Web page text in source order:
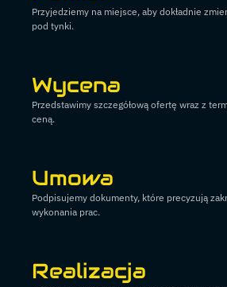
Przyjedziemy na miejsce, aby dokładnie
pod tynki.
Wycena
Przedstawimy szczegółową ofertę wraz z
ceną.
Umowa
Podpisujemy dokumenty, które precyzują
wykonania prac.
Realizacja